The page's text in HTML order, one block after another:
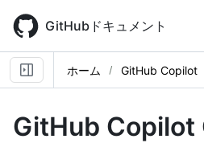
main
content
GitHubドキュメント
ホーム GitHub Copilot
GitHub Copilot